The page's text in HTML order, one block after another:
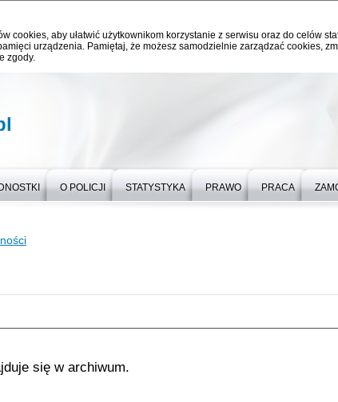
cookies, aby ułatwić użytkownikom korzystanie z serwisu oraz do celów
urządzenia. Pamiętaj, że możesz samodzielnie zarządzać cookies,
zgody.
O POLICJI STATYSTYKA PRAWO PRACA
się w archiwum.